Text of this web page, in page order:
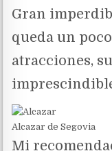
Gran
queda un
atracciones,
Alcazar de Segovia
Mi